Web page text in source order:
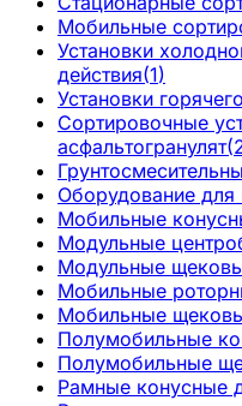
Мобильные
Установки
действия(1)
Установки
Сортировочные
асфальтогранулят(
Оборудование
Мобильные
Модульные
Модульные
Мобильные
Мобильные
Полумобильные
Полумобильные
Рамные конусные